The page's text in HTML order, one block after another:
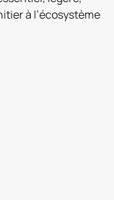
à l’écosystème